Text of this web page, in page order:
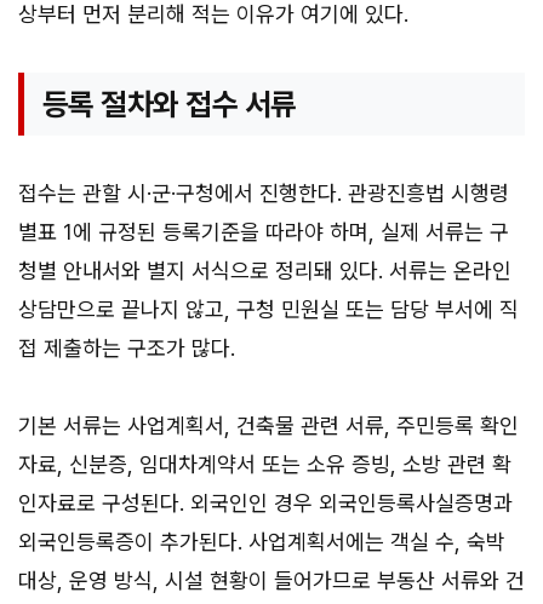
상부터 먼저 분리해 적는 이유가 여기에 있다.
등록 절차와 접수 서류
접수는 관할 시·군·구청에서 진행한다. 관광진흥법 시행령
별표 1에 규정된 등록기준을 따라야 하며, 실제 서류는 구
청별 안내서와 별지 서식으로 정리돼 있다. 서류는 온라인
상담만으로 끝나지 않고, 구청 민원실 또는 담당 부서에 직
접 제출하는 구조가 많다.
기본 서류는 사업계획서, 건축물 관련 서류, 주민등록 확인
자료, 신분증, 임대차계약서 또는 소유 증빙, 소방 관련 확
인자료로 구성된다. 외국인인 경우 외국인등록사실증명과
외국인등록증이 추가된다. 사업계획서에는 객실 수, 숙박
대상, 운영 방식, 시설 현황이 들어가므로 부동산 서류와 건